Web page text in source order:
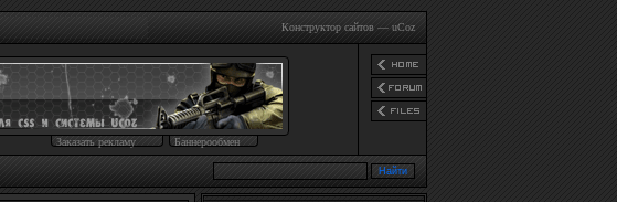
Конструктор сайтов — uCoz
Баннерообмен
Заказать рекламу